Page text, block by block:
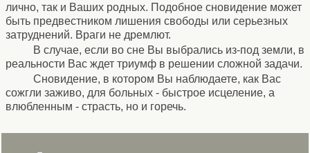
лично, так и Ваших родных. Подобное сновидение может
быть предвестником лишения свободы или серьезных
затруднений. Враги не дремлют.
В случае, если во сне Вы выбрались из-под земли, в
реальности Вас ждет триумф в решении сложной задачи.
Сновидение, в котором Вы наблюдаете, как Вас
сожгли заживо, для больных - быстрое исцеление, а
влюбленным - страсть, но и горечь.